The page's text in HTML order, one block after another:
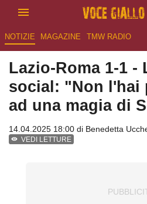
NOTIZIE MAGAZINE TMW RADIO
Lazio-Roma 1-1 -
social: "Non l'hai
ad una magia di
14.04.2025 18:00 di Benedetta
VEDI LETTURE